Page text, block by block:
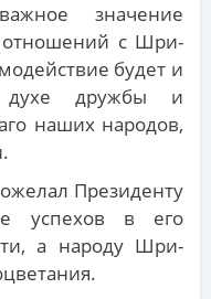
значение
с Шри-
будет и
духе дружбы и
наших народов,
Президенту
успехов в его
а народу Шри-